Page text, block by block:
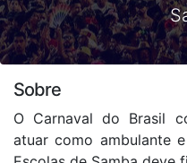
Sobre
O Carnaval do Brasil
atuar como ambulante